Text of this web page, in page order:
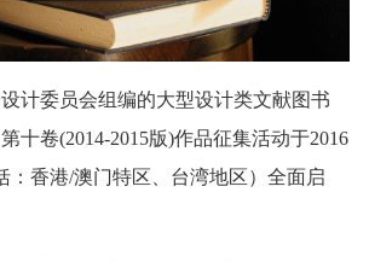
计委员会组编的大型设计类文献图书
十卷(2014-2015版)作品征集活动于2016
：香港/澳门特区、台湾地区）全面启